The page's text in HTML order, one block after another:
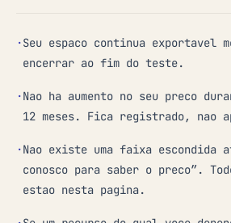
·Seu espaco continua exportavel
encerrar ao fim do teste.
·Nao ha aumento no seu preco
12 meses. Fica registrado, nao
·Nao existe uma faixa escondida
conosco para saber o preco”.
estao nesta pagina.